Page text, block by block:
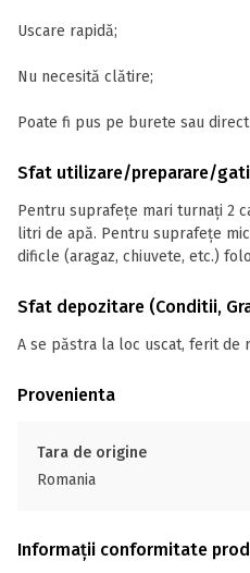
Uscare rapidă;
Nu necesită clătire;
Poate fi pus pe burete sau
Sfat utilizare/preparare/
Pentru suprafețe mari turnați 2
litri de apă. Pentru suprafețe
dificle (aragaz, chiuvete, etc.)
Sfat depozitare (Conditii,
A se păstra la loc uscat, ferit de
Provenienta
Tara de origine
Romania
Informații conformitate